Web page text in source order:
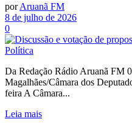
por Aruanã FM
8 de julho de 2026
0
Política
Da Redação Rádio Aruanã
Magalhães/Câmara dos
feira A Câmara...
Leia mais